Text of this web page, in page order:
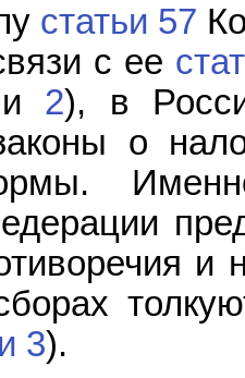
статьи 57
с ее
2), в
о
и
3).